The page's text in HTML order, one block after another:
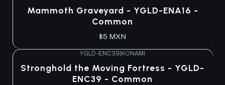
Mammoth Graveyard - YGLD-ENA16 -
Common
$5 MXN
YGLD-ENC39 KONAMI
Stronghold the Moving Fortress - YGLD-
ENC39 - Common